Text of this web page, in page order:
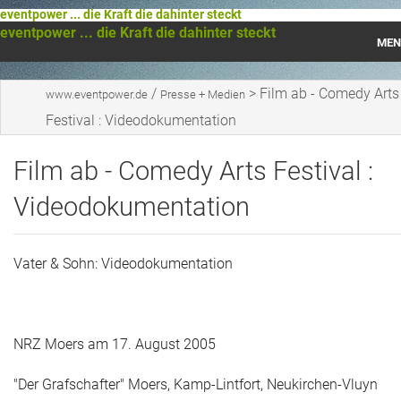
eventpower ... die Kraft die dahinter steckt
eventpower ... die Kraft die dahinter steckt
Startseite
Das war 2023
Das war 2021
Das war 2020
Das war 2017
Das war 2016
www.eventpower.de / Presse + Medien > Film ab - Comedy Arts
Festival : Videodokumentation
Film ab - Comedy Arts Festival :
Videodokumentation
Vater & Sohn: Videodokumentation
NRZ Moers am 17. August 2005
"Der Grafschafter" Moers, Kamp-Lintfort, Neukirchen-Vluyn